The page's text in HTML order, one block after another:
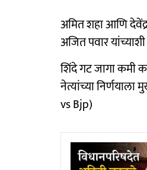
अमित शहा आणि
अजित पवार
शिंदे गट जागा कमी
नेत्यांच्या
vs Bjp)